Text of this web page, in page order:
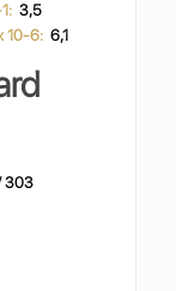
1:3,5
10-6: 6,1
303